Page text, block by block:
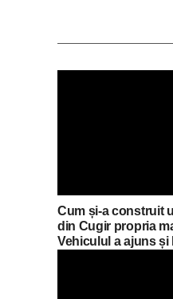
Cum și-a construit
din Cugir propria
Vehiculul a ajuns și